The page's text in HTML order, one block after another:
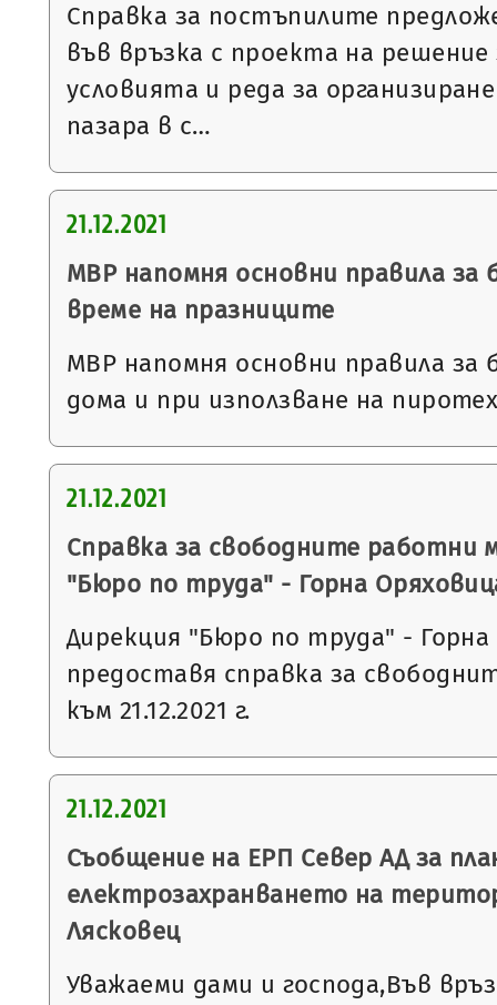
Справка за постъпилите
във връзка с проекта на решение
условията и реда за
пазара в с…
21.12.2021
МВР напомня основни правила за
време на празниците
МВР напомня основни правила за
дома и при използване на
21.12.2021
Справка за свободните работни
"Бюро по труда" - Горна
Дирекция "Бюро по труда" -
предоставя справка за
към 21.12.2021 г.
21.12.2021
Съобщение на ЕРП Север АД за
електрозахранването на
Лясковец
Уважаеми дами и господа,Във